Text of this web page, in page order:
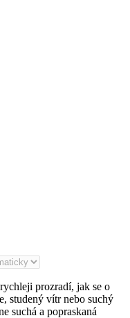
prozradí, jak se o
studený vítr nebo suchý
suchá a popraskaná